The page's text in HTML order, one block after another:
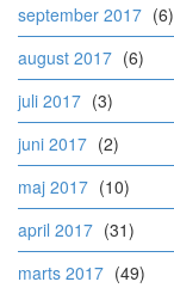
september 2017 (6)
august 2017 (6)
juli 2017 (3)
juni 2017 (2)
maj 2017 (10)
april 2017 (31)
marts 2017 (49)